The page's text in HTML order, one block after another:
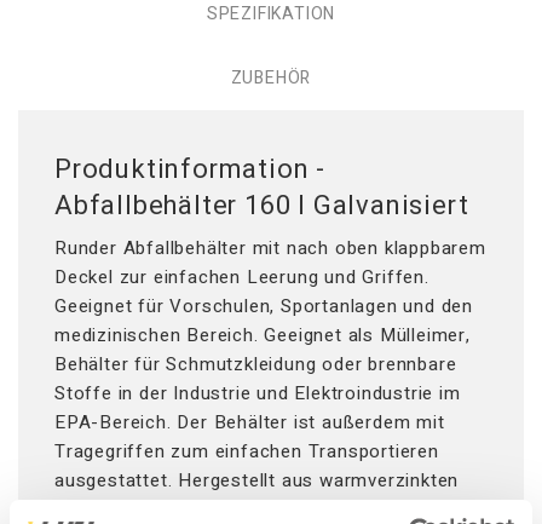
SPEZIFIKATION
ZUBEHÖR
Produktinformation -
Abfallbehälter 160 l Galvanisiert
Runder Abfallbehälter mit nach oben klappbarem
Deckel zur einfachen Leerung und Griffen.
Geeignet für Vorschulen, Sportanlagen und den
medizinischen Bereich. Geeignet als Mülleimer,
Behälter für Schmutzkleidung oder brennbare
Stoffe in der Industrie und Elektroindustrie im
EPA-Bereich. Der Behälter ist außerdem mit
Tragegriffen zum einfachen Transportieren
ausgestattet. Hergestellt aus warmverzinkten
Metall.